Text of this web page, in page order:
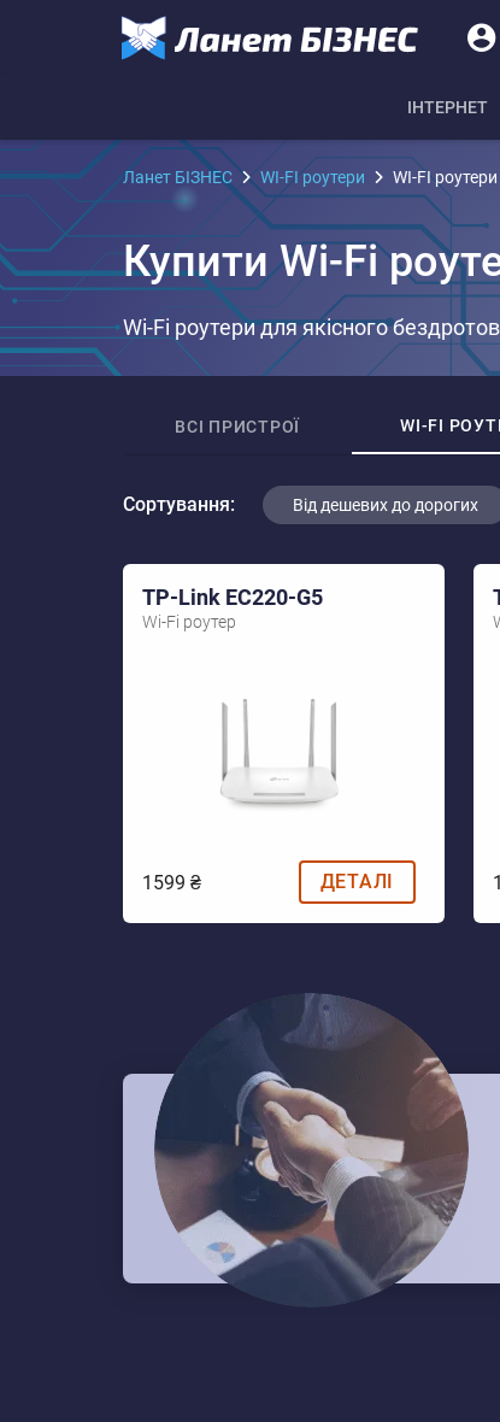
IНТЕРНЕТ
Ланет БІЗНЕС WI-FI роутери WI-FI роутери
Купити Wi-Fi
Wi-Fi роутери для якісного
ВСІ ПРИСТРОЇ WI-FI
Сортування: Від дешевих до дорогих
TP-Link EC220-G5
Wi-Fi роутер
1599 ₴ ДЕТАЛІ